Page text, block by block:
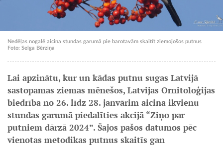
Nedēļas nogalē aicina stundas garumā pie barotavām skaitīt ziemojošos putnus
Foto: Selga Bērziņa
Lai apzinātu, kur un kādas putnu sugas Latvijā
sastopamas ziemas mēnešos, Latvijas Ornitoloģijas
biedrība no 26. līdz 28. janvārim aicina ikvienu
stundas garumā piedalīties akcijā “Ziņo par
putniem dārzā 2024”. Šajos pašos datumos pēc
vienotas metodikas putnus skaitīs gan